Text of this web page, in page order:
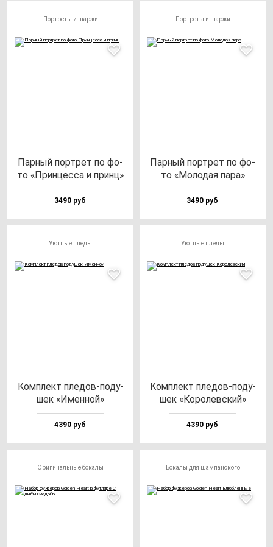
Портреты и шаржи
Пар­ный пор­трет по фо­
то «Прин­цес­са и принц»
3490 руб
Портреты и шаржи
Пар­ный пор­трет по фо­
то «Моло­дая па­ра»
3490 руб
Уютные пледы
Ком­плект пле­дов-по­ду­
шек «Имен­ной»
4390 руб
Уютные пледы
Ком­плект пле­дов-по­ду­
шек «Коро­лев­ский»
4390 руб
Оригинальные бокалы Бокалы для шампанского